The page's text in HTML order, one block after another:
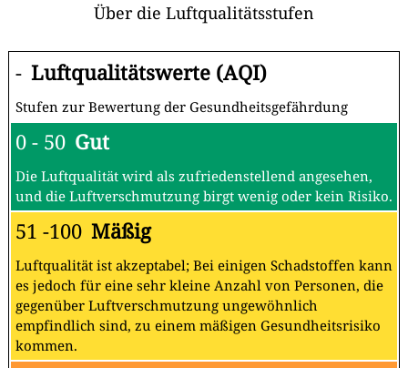
Über die Luftqualitätsstufen
- Luftqualitätswerte (AQI)
Stufen zur Bewertung der Gesundheitsgefährdung
0 - 50 Gut
Die Luftqualität wird als zufriedenstellend angesehen,
und die Luftverschmutzung birgt wenig oder kein Risiko.
51 -100 Mäßig
Luftqualität ist akzeptabel; Bei einigen Schadstoffen kann
es jedoch für eine sehr kleine Anzahl von Personen, die
gegenüber Luftverschmutzung ungewöhnlich
empfindlich sind, zu einem mäßigen Gesundheitsrisiko
kommen.